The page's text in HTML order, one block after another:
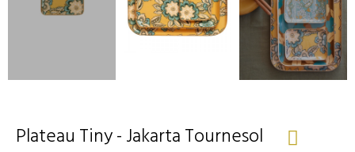
Plateau Tiny - Jakarta Tournesol